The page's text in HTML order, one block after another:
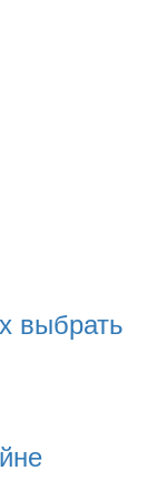
выбрать